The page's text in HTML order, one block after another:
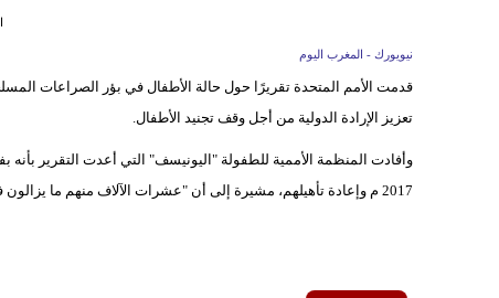
نيويورك - المغرب اليوم
قدمت الأمم المتحدة تقريرًا حول حالة الأطفال في بؤر الصراعات
تعزيز الإرادة الدولية من أجل وقف تجنيد الأطفال.
2017 م وإعادة تأهيلهم، مشيرة إلى أن "عشرات الآلاف منهم ما يزالون في أيدي جماعات مسلحة تستخدمهم في القتال وكدروع بشرية".